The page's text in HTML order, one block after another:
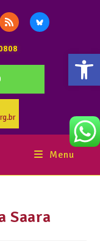
Menu
Saara